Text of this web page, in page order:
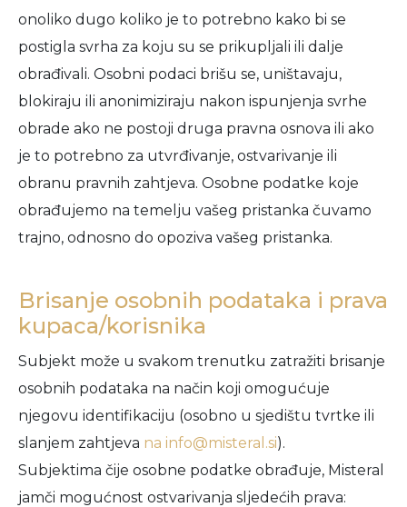
onoliko dugo koliko je to potrebno kako bi se
postigla svrha za koju su se prikupljali ili dalje
obrađivali. Osobni podaci brišu se, uništavaju,
blokiraju ili anonimiziraju nakon ispunjenja svrhe
obrade ako ne postoji druga pravna osnova ili ako
je to potrebno za utvrđivanje, ostvarivanje ili
obranu pravnih zahtjeva. Osobne podatke koje
obrađujemo na temelju vašeg pristanka čuvamo
trajno, odnosno do opoziva vašeg pristanka.
Brisanje osobnih podataka i prava
kupaca/korisnika
Subjekt može u svakom trenutku zatražiti brisanje
osobnih podataka na način koji omogućuje
njegovu identifikaciju (osobno u sjedištu tvrtke ili
slanjem zahtjeva na info@misteral.si).
Subjektima čije osobne podatke obrađuje, Misteral
jamči mogućnost ostvarivanja sljedećih prava: